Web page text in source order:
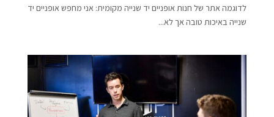
לדוגמה אתר של חנות אופניים יד שנייה מקומית: אני מחפש אופניים יד
שנייה באיכות טובה אך לא...